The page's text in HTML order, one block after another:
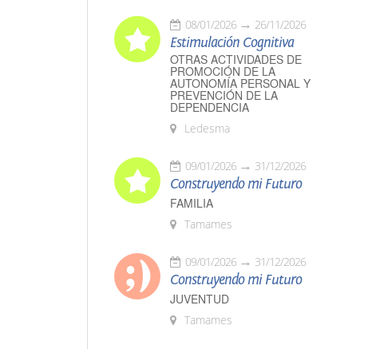
08/01/2026 26/11/2026
Estimulación Cognitiva
OTRAS ACTIVIDADES DE
PROMOCIÓN DE LA
AUTONOMÍA PERSONAL Y
PREVENCIÓN DE LA
DEPENDENCIA
Ledesma
09/01/2026 31/12/2026
Construyendo mi Futuro
FAMILIA
Tamames
09/01/2026 31/12/2026
Construyendo mi Futuro
JUVENTUD
Tamames